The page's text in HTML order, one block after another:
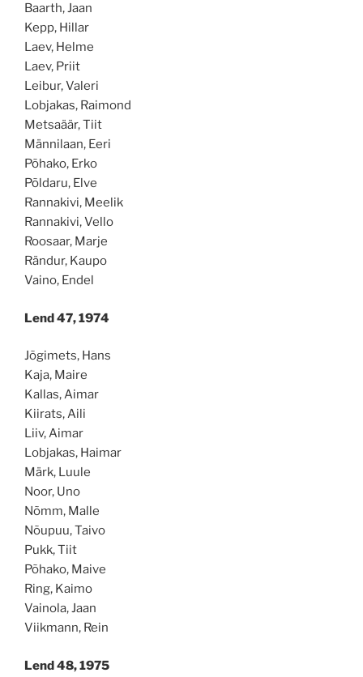
Baarth, Jaan
Kepp, Hillar
Laev, Helme
Laev, Priit
Leibur, Valeri
Lobjakas, Raimond
Metsaäär, Tiit
Männilaan, Eeri
Põhako, Erko
Põldaru, Elve
Rannakivi, Meelik
Rannakivi, Vello
Roosaar, Marje
Rändur, Kaupo
Vaino, Endel
Lend 47, 1974
Jõgimets, Hans
Kaja, Maire
Kallas, Aimar
Kiirats, Aili
Liiv, Aimar
Lobjakas, Haimar
Märk, Luule
Noor, Uno
Nõmm, Malle
Nõupuu, Taivo
Pukk, Tiit
Põhako, Maive
Ring, Kaimo
Vainola, Jaan
Viikmann, Rein
Lend 48, 1975